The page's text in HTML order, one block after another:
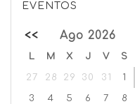
EVENTOS
<< Ago 2026
L M X J V S
27 28 29 30 31 1
3 4 5 6 7 8